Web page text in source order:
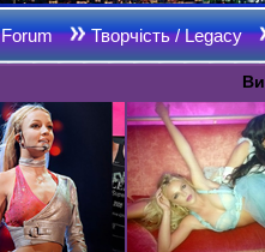
Forum Творчість / Legacy